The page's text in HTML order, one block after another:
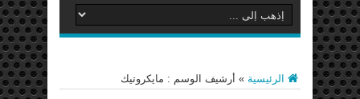
الرئيسية » أرشيف الوسم : مايكروتيك